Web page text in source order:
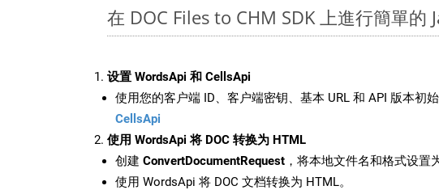
在 DOC Files to CHM SDK 上進行簡單的
设置 WordsApi 和 CellsApi
使用您的客户端 ID、客户端密钥、基本 URL 和 API 版本初
CellsApi
使用 WordsApi 将 DOC 转换为 HTML
创建 ConvertDocumentRequest ，将本地文件名和格式设置
使用 WordsApi 将 DOC 文档转换为 HTML。